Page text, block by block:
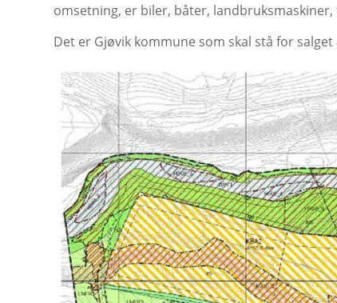
omsetning, er biler, båter,
Det er Gjøvik kommune som skal stå for